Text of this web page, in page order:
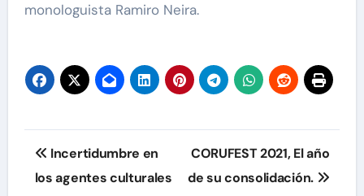
monologuista Ramiro Neira.
Navegación
de
Incertidumbre en
los agentes culturales
CORUFEST 2021, El año
de su consolidación.